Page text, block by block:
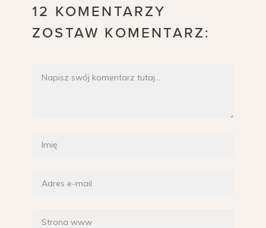
12 KOMENTARZY
ZOSTAW KOMENTARZ: